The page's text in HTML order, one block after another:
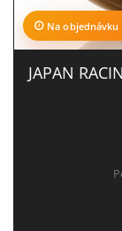
Na objednávku
JAPAN